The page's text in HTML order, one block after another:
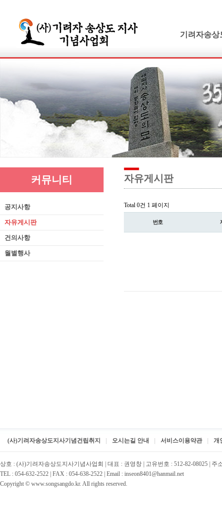
기려자송상
연보 및 가계
기려수필집
생애와사상
유묵과유품
연혁지
추모의글
커뮤니티
공지사항
자유게시판
건의사항
월별행사
자유게시판
Total 0건 1 페이지
번호
(사)기려자송상도지사기념건립취지 오시는길 안내 서비스이용약관 개
상호 : (사)기려자송상도지사기념사업회 | 대표 : 권영창 | 고유번호 : 512-82-08025 |
TEL : 054-632-2522 | FAX : 054-638-2522 | Email : inseon8401@hanmail.net
Copyright © www.songsangdo.kr. All rights reserved.